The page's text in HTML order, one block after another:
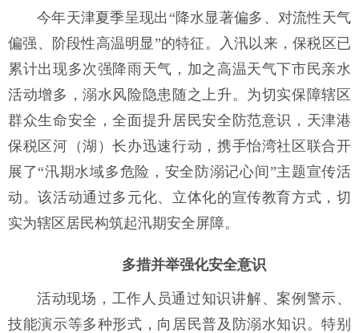
今年天津夏季呈现出“降水显著偏多、对流性天气
偏强、阶段性高温明显”的特征。入汛以来，保税区已
累计出现多次强降雨天气，加之高温天气下市民亲水
活动增多，溺水风险隐患随之上升。为切实保障辖区
群众生命安全，全面提升居民安全防范意识，天津港
保税区河（湖）长办迅速行动，携手怡湾社区联合开
展了“汛期水域多危险，安全防溺记心间”主题宣传活
动。该活动通过多元化、立体化的宣传教育方式，切
实为辖区居民构筑起汛期安全屏障。
多措并举强化安全意识
活动现场，工作人员通过知识讲解、案例警示、
技能演示等多种形式，向居民普及防溺水知识。特别